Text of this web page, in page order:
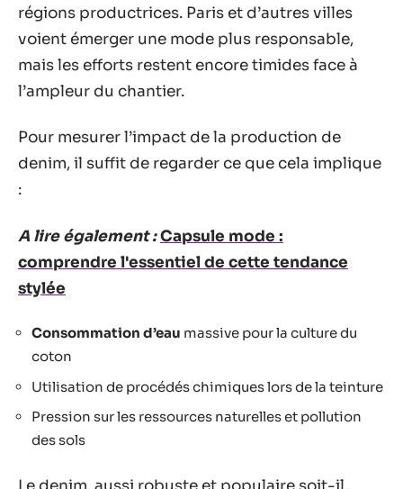
régions productrices. Paris et d’autres villes
voient émerger une mode plus responsable,
mais les efforts restent encore timides face à
l’ampleur du chantier.
Pour mesurer l’impact de la production de
denim, il suffit de regarder ce que cela implique
:
A lire également :Capsule mode :
comprendre l'essentiel de cette tendance
stylée
Consommation d’eau massive pour la culture du
coton
Utilisation de procédés chimiques lors de la teinture
Pression sur les ressources naturelles et pollution
des sols